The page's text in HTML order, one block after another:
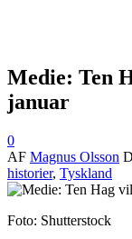
Medie: Ten
januar
0
AF Magnus Olsson
historier, Tyskland
Foto: Shutterstock